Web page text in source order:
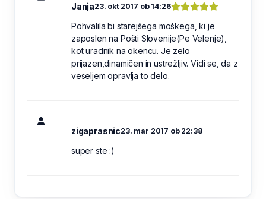
Janja23. okt 2017 ob 14:26
Pohvalila bi starejšega moškega, ki je
zaposlen na Pošti Slovenije(Pe Velenje),
kot uradnik na okencu. Je zelo
prijazen,dinamičen in ustrežljiv. Vidi se, da z
veseljem opravlja to delo.
zigaprasnic23. mar 2017 ob 22:38
super ste :)